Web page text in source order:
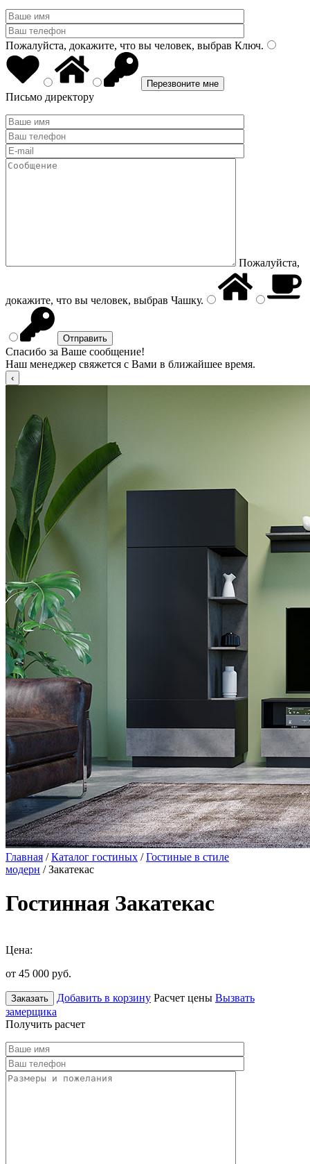
Пожалуйста, докажите, что вы человек, выбрав Ключ.
Письмо директору
Пожалуйста,
докажите, что вы человек, выбрав Чашку.
Спасибо за Ваше сообщение!
Наш менеджер свяжется с Вами в ближайшее время.
Главная /Каталог гостиных /Гостиные в стиле
модерн / Закатекас
Гостинная Закатекас
Цена:
от 45 000 руб.
Заказать Добавить в корзину Расчет цены Вызвать
замерщика
Получить расчет